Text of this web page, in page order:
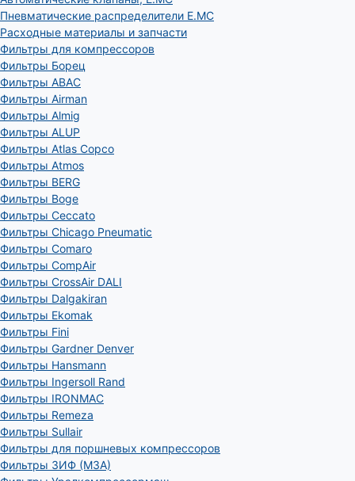
Пневматические распределители E.MC
Расходные материалы и запчасти
Фильтры для компрессоров
Фильтры Борец
Фильтры ABAC
Фильтры Airman
Фильтры Almig
Фильтры ALUP
Фильтры Atlas Copco
Фильтры Atmos
Фильтры BERG
Фильтры Boge
Фильтры Ceccato
Фильтры Chicago Pneumatic
Фильтры Comaro
Фильтры CompAir
Фильтры CrossAir DALI
Фильтры Dalgakiran
Фильтры Ekomak
Фильтры Fini
Фильтры Gardner Denver
Фильтры Hansmann
Фильтры Ingersoll Rand
Фильтры IRONMAC
Фильтры Remeza
Фильтры Sullair
Фильтры для поршневых компрессоров
Фильтры ЗИФ (МЗА)